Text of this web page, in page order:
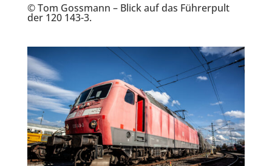
© Tom Gossmann – Blick auf das Führerpult
der 120 143-3.